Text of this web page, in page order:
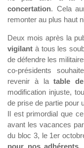
concertation. Cela
remonter au plus haut
Deux mois après la
vigilant à tous les
de défendre les
co-présidents
revenir à latable
modification injuste,
de prise de partie pour
Il est primordial que
avant les vacances
du bloc 3, le 1er